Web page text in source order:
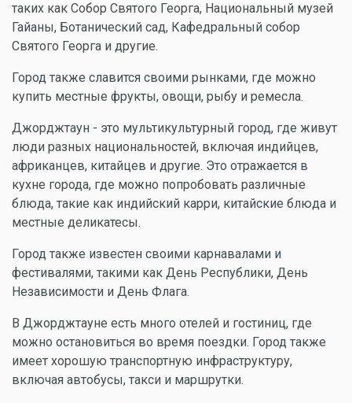
таких как Собор Святого Георга, Национальный музей
Гайаны, Ботанический сад, Кафедральный собор
Святого Георга и другие.
Город также славится своими рынками, где можно
купить местные фрукты, овощи, рыбу и ремесла.
Джорджтаун - это мультикультурный город, где живут
люди разных национальностей, включая индийцев,
африканцев, китайцев и другие. Это отражается в
кухне города, где можно попробовать различные
блюда, такие как индийский карри, китайские блюда и
местные деликатесы.
Город также известен своими карнавалами и
фестивалями, такими как День Республики, День
Независимости и День Флага.
В Джорджтауне есть много отелей и гостиниц, где
можно остановиться во время поездки. Город также
имеет хорошую транспортную инфраструктуру,
включая автобусы, такси и маршрутки.